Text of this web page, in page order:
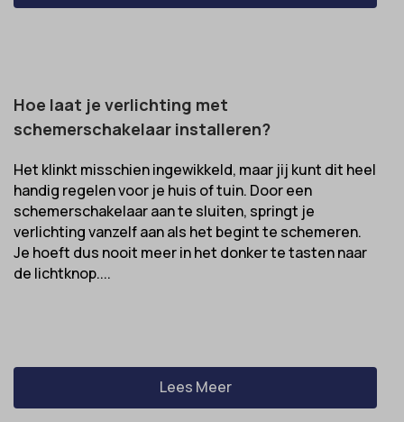
Hoe laat je verlichting met
schemerschakelaar installeren?
Het klinkt misschien ingewikkeld, maar jij kunt dit heel
handig regelen voor je huis of tuin. Door een
schemerschakelaar aan te sluiten, springt je
verlichting vanzelf aan als het begint te schemeren.
Je hoeft dus nooit meer in het donker te tasten naar
de lichtknop....
Lees Meer